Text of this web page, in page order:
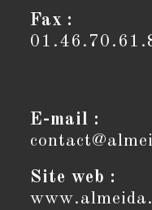
Fax :
E-mail :
Site web :